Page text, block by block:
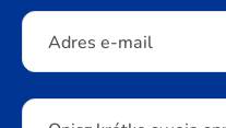
Adres e-mail